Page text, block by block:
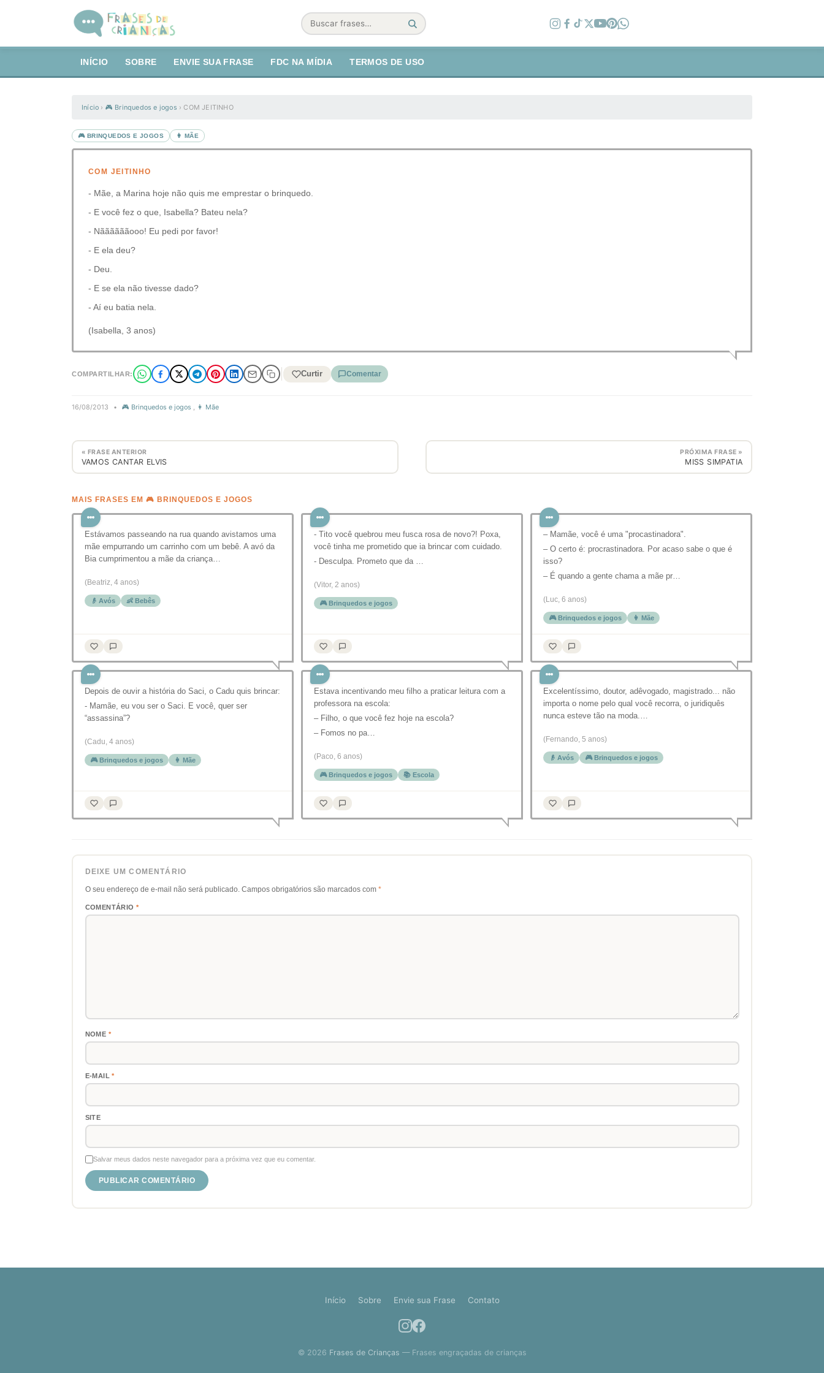
Buscar
INÍCIO SOBRE ENVIE SUA FRASE FDC NA MÍDIA TERMOS DE USO
Início › 🎮 Brinquedos e jogos ›COM JEITINHO
🎮 BRINQUEDOS E JOGOS 👩 MÃE
COM JEITINHO
- Mãe, a Marina hoje não quis me emprestar o brinquedo.
- E você fez o que, Isabella? Bateu nela?
- Nããããããooo! Eu pedi por favor!
- E ela deu?
- Deu.
- E se ela não tivesse dado?
- Aí eu batia nela.
(Isabella, 3 anos)
COMPARTILHAR: Curtir Comentar
16/08/2013 • 🎮 Brinquedos e jogos , 👩 Mãe
« FRASE ANTERIOR
VAMOS CANTAR ELVIS
PRÓXIMA FRASE »
MISS SIMPATIA
MAIS FRASES EM 🎮 BRINQUEDOS E JOGOS
Estávamos passeando na rua quando avistamos uma
mãe empurrando um carrinho com um bebê. A avó da
Bia cumprimentou a mãe da criança…
(Beatriz, 4 anos)
👴 Avós 👶 Bebês
- Tito você quebrou meu fusca rosa de novo?! Poxa,
você tinha me prometido que ia brincar com cuidado.
- Desculpa. Prometo que da …
(Vitor, 2 anos)
🎮 Brinquedos e jogos
– Mamãe, você é uma "procastinadora".
– O certo é: procrastinadora. Por acaso sabe o que é
isso?
– É quando a gente chama a mãe pr…
(Luc, 6 anos)
🎮 Brinquedos e jogos 👩 Mãe
Depois de ouvir a história do Saci, o Cadu quis brincar:
- Mamãe, eu vou ser o Saci. E você, quer ser
“assassina”?
(Cadu, 4 anos)
🎮 Brinquedos e jogos 👩 Mãe
Estava incentivando meu filho a praticar leitura com a
professora na escola:
– Filho, o que você fez hoje na escola?
– Fomos no pa…
(Paco, 6 anos)
🎮 Brinquedos e jogos 📚 Escola
Excelentíssimo, doutor, adêvogado, magistrado... não
importa o nome pelo qual você recorra, o juridiquês
nunca esteve tão na moda.…
(Fernando, 5 anos)
👴 Avós 🎮 Brinquedos e jogos
DEIXE UM COMENTÁRIO
O seu endereço de e-mail não será publicado. Campos obrigatórios são marcados com *
COMENTÁRIO *
NOME *
E-MAIL*
SITE
Salvar meus dados neste navegador para a próxima vez que eu comentar.
Início Sobre Envie sua Frase Contato
© 2026 Frases de Crianças — Frases engraçadas de crianças